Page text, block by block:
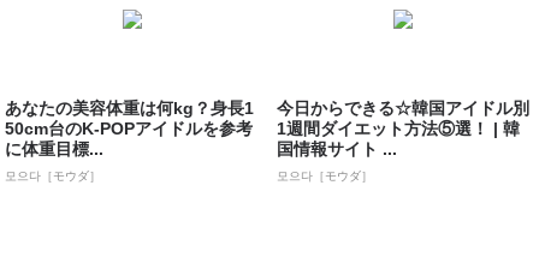
あなたの美容体重は何kg？身長1
50cm台のK-POPアイドルを参考
に体重目標...
모으다［モウダ］
今日からできる☆韓国アイドル別
1週間ダイエット方法⑤選！ | 韓
国情報サイト ...
모으다［モウダ］